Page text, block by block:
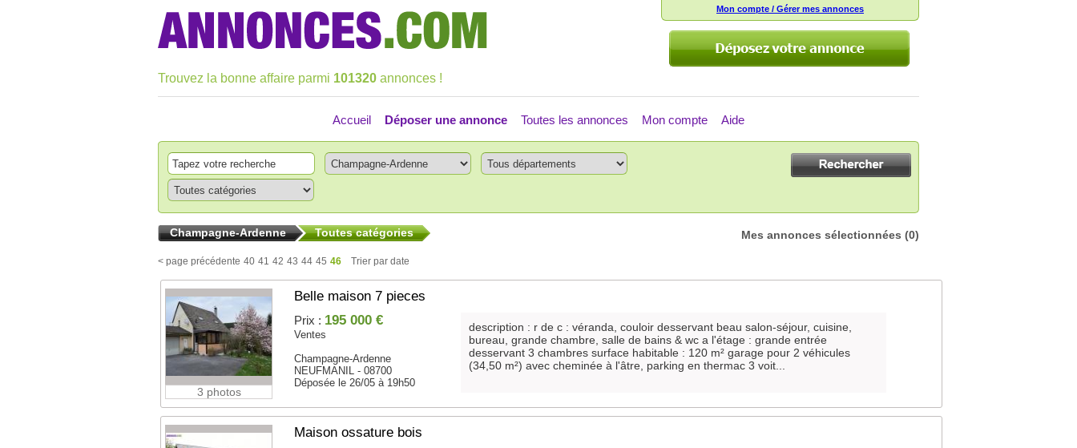
Mon compte / Gérer mes annonces
Trouvez la bonne affaire parmi 101320 annonces !
Accueil Déposer une annonce Toutes les annonces Mon compte Aide
Champagne-Ardenne Toutes catégories Mes annonces sélectionnées (0)
< page précédente 40 41 42 43 44 45 46 Trier par date
3 photos
Belle maison 7 pieces
Prix : 195 000 €
Ventes
Champagne-Ardenne
NEUFMANIL - 08700
Déposée le 26/05 à 19h50
description : r de c : véranda, couloir desservant beau salon-séjour, cuisine,
bureau, grande chambre, salle de bains & wc a l'étage : grande entrée
desservant 3 chambres surface habitable : 120 m² garage pour 2 véhicules
(34,50 m²) avec cheminée à l'âtre, parking en thermac 3 voit...
Maison ossature bois